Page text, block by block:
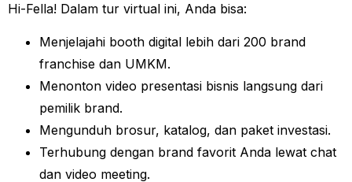
Hi-Fella! Dalam tur virtual ini, Anda bisa:
Menjelajahi booth digital lebih dari 200 brand
franchise dan UMKM.
Menonton video presentasi bisnis langsung dari
pemilik brand.
Mengunduh brosur, katalog, dan paket investasi.
Terhubung dengan brand favorit Anda lewat chat
dan video meeting.